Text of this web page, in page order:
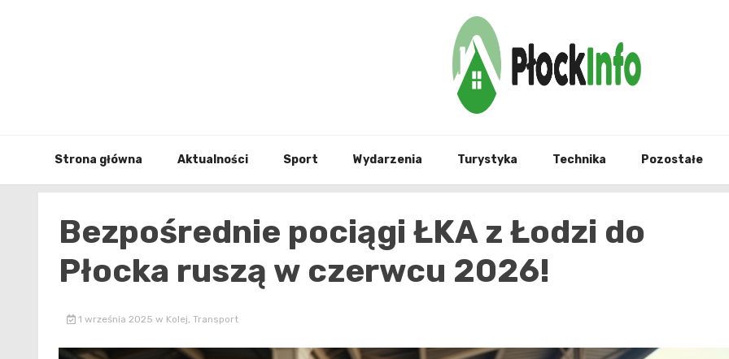
Strona główna Aktualności Sport Wydarzenia Turystyka Technika Pozostałe
Bezpośrednie pociągi ŁKA z Łodzi do
Płocka ruszą w czerwcu 2026!
1 września 2025 w Kolej, Transport